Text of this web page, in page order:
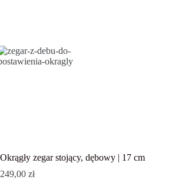
Okrągły zegar stojący, dębowy | 17 cm
249,00 zł